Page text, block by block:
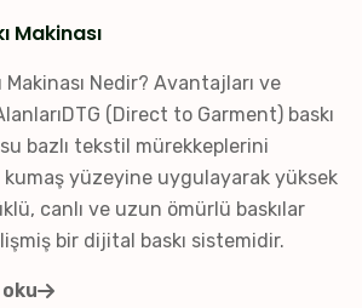
Makinası
Makinası Nedir? Avantajları ve
(Direct to Garment) baskı
su bazlı tekstil mürekkeplerini
yüzeyine uygulayarak yüksek
canlı ve uzun ömürlü baskılar
bir dijital baskı sistemidir.
oku